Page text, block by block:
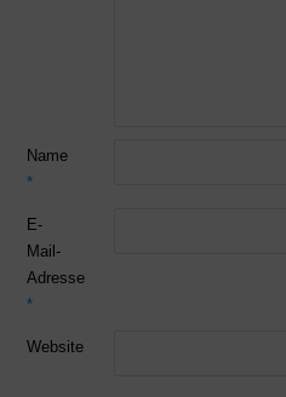
Name
*
E-
Mail-
Adresse
*
Website